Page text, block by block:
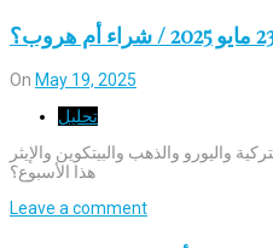
On May 19, 2025
تحليل
واليورو والذهب والبيتكوين والإيثر
هذا الأسبوع؟
Leave a comment